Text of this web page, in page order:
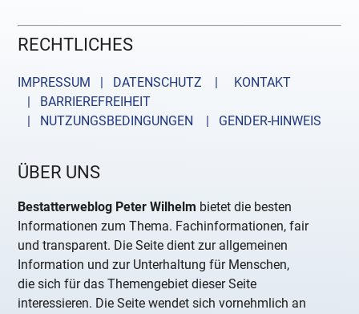
RECHTLICHES
IMPRESSUM | DATENSCHUTZ |
KONTAKT
| BARRIEREFREIHEIT
| NUTZUNGSBEDINGUNGEN
| GENDER-HINWEIS
ÜBER UNS
Bestatterweblog Peter Wilhelm bietet die besten
Informationen zum Thema. Fachinformationen, fair
und transparent. Die Seite dient zur allgemeinen
Information und zur Unterhaltung für Menschen,
die sich für das Themengebiet dieser Seite
interessieren. Die Seite wendet sich vornehmlich an